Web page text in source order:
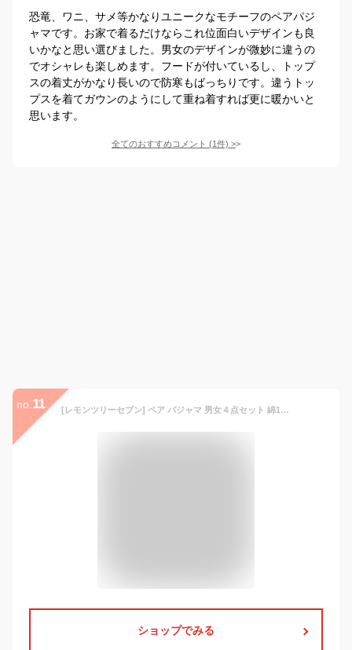
恐竜、ワニ、サメ等かなりユニークなモチーフのペアパジ
ャマです。お家で着るだけならこれ位面白いデザインも良
いかなと思い選びました。男女のデザインが微妙に違うの
でオシャレも楽しめます。フードが付いているし、トップ
スの着丈がかなり長いので防寒もばっちりです。違うトッ
プスを着てガウンのようにして重ね着すれば更に暖かいと
思います。
全てのおすすめコメント (1件) >
no. 11 [レモンツリーセブン] ペア パジャマ 男女４点セット 綿100％ カップル パジャマ 前開き 無地 半袖 ペアルック 短パンツ 夏 お揃い レディース メンズ ペアパジャマ 結婚祝い
ショップでみる